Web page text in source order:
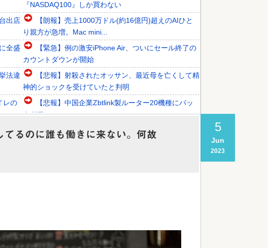
ない？日本の食事マナーが想像以上に厳格すぎて...NEW!
リップした結果がこちらです」→「あまりの...
出店
全盛
法違
レの
きて
『NASDAQ100』しか買わない
【朗報】売上1000万ドル(約16億円)超えのAIひと
り親方が急増。Mac mini...
【緊急】例の激安iPhone Air、ついにセール終了の
カウントダウンが開始
【悲報】射殺されたオッサン、最近母を亡くして精
神的ショックを受けていたと判明
【悲報】中国企業Zbtlink製ルーター20機種にバッ
クドア
Google、Geminiが大赤字、史上初のマイナスキャ
5
Jun
2023
るのに誰も働きに来ない。何故